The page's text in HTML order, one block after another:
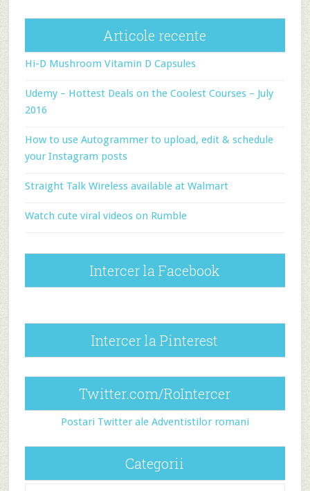
Articole recente
Hi-D Mushroom Vitamin D Capsules
Udemy – Hottest Deals on the Coolest Courses – July
2016
How to use Autogrammer to upload, edit & schedule
your Instagram posts
Straight Talk Wireless available at Walmart
Watch cute viral videos on Rumble
Intercer la Facebook
Intercer la Pinterest
Twitter.com/RoIntercer
Postari Twitter ale Adventistilor romani
Categorii